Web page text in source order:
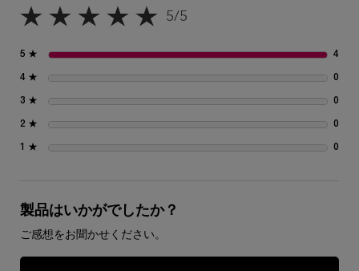
5星中5。 5/5
5 ★ 4
4 ★ 0
3 ★ 0
2 ★ 0
1 ★ 0
製品はいかがでしたか？
ご感想をお聞かせください。